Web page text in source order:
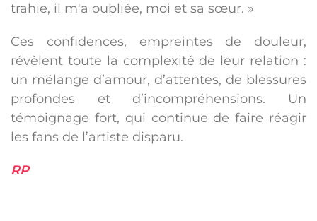
trahie, il m'a oubliée, moi et sa sœur. »
Ces confidences, empreintes de douleur,
révèlent toute la complexité de leur relation :
un mélange d’amour, d’attentes, de blessures
profondes et d’incompréhensions. Un
témoignage fort, qui continue de faire réagir
les fans de l’artiste disparu.
RP